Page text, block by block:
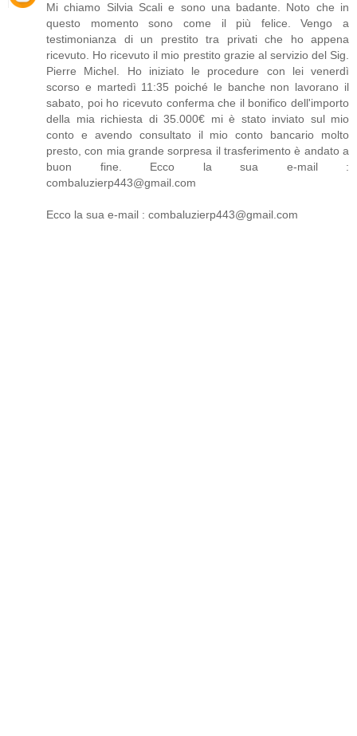
Mi chiamo Silvia Scali e sono una badante. Noto che in
questo momento sono come il più felice. Vengo a
testimonianza di un prestito tra privati che ho appena
ricevuto. Ho ricevuto il mio prestito grazie al servizio del Sig.
Pierre Michel. Ho iniziato le procedure con lei venerdì
scorso e martedì 11:35 poiché le banche non lavorano il
sabato, poi ho ricevuto conferma che il bonifico dell'importo
della mia richiesta di 35.000€ mi è stato inviato sul mio
conto e avendo consultato il mio conto bancario molto
presto, con mia grande sorpresa il trasferimento è andato a
buon fine. Ecco la sua e-mail :
combaluzierp443@gmail.com
Ecco la sua e-mail : combaluzierp443@gmail.com